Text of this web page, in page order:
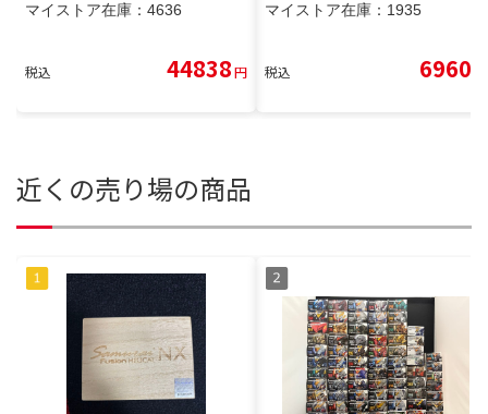
マイストア在庫： 4636
税込 44838円
マイストア在庫： 1935
税込 6960
近くの売り場の商品